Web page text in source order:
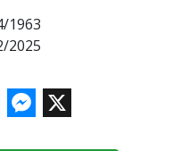
1963
2025
Messenger
X